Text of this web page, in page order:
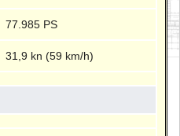
77.985 PS
31,9 kn (59 km/h)